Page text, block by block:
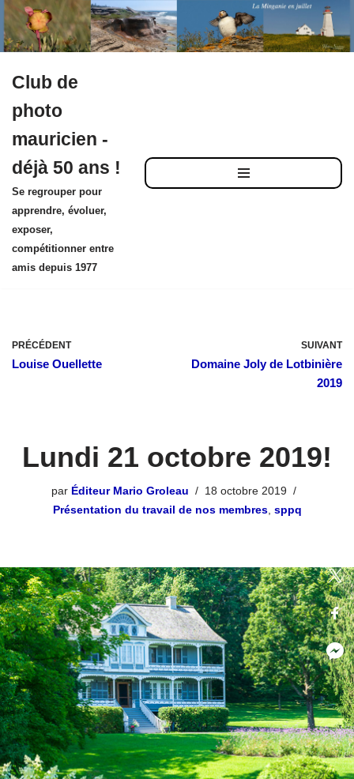
au
contenu
Club de
photo
mauricien -
déjà 50 ans !
Se regrouper pour
apprendre, évoluer,
exposer,
compétitionner entre
amis depuis 1977
PRÉCÉDENT
Louise Ouellette
SUIVANT
Domaine Joly de Lotbinière
2019
Lundi 21 octobre 2019!
par Éditeur Mario Groleau
18 octobre 2019
Présentation du travail de nos membres, sppq